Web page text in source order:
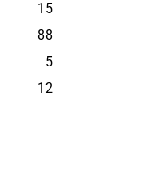
15
88
5
12